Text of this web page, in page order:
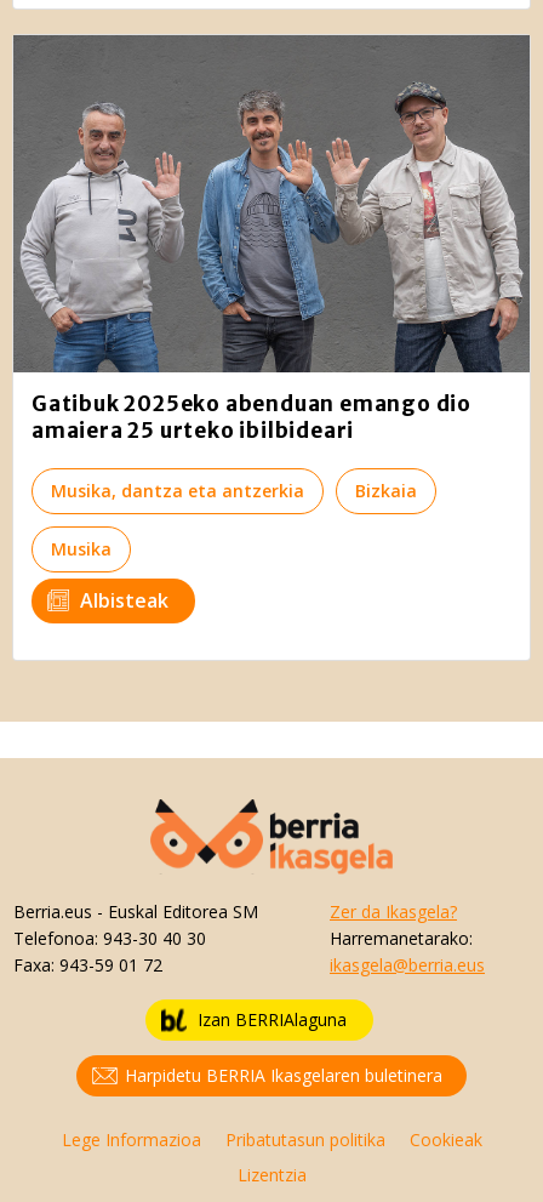
Gatibuk 2025eko abenduan emango dio
amaiera 25 urteko ibilbideari
Musika, dantza eta antzerkia Bizkaia
Musika
Albisteak
Berria.eus - Euskal Editorea SM
Telefonoa: 943-30 40 30
Faxa: 943-59 01 72
Zer da Ikasgela?
Harremanetarako:
ikasgela@berria.eus
Izan BERRIAlaguna
Harpidetu BERRIA Ikasgelaren buletinera
Lege Informazioa Pribatutasun politika
Cookieak
Lizentzia